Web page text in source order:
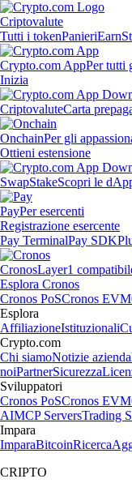
Criptovalute
Tutti i tokenPanieriEarn
Crypto.com AppPer tutti
Inizia
CriptovaluteCarta
OnchainPer gli
Ottieni estensione
SwapStakeScopri le
PayPer esercenti
Registrazione esercente
Pay TerminalPay SDK
CronosLayer1
Esplora Cronos
Cronos PoSCronos EVM
Esplora
AffiliazioneIstituzionali
Crypto.com
Chi siamoNotizie
noiPartnerSicurezza
Sviluppatori
Cronos PoSCronos EVM
AIMCP ServersTrading
Impara
ImparaBitcoinRicerca
CRIPTO